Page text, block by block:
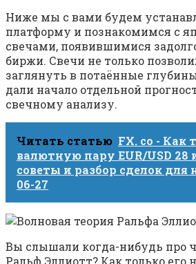
Ниже мы с вами будем
платформу и познакомимся с
свечами, появившимися
биржи. Свечи не только
заглянуть в потаённые
дали начало отдельной
свечному анализу.
Читать статью FX. co - Как
валютную пару EUR/USD
советы и разбор сделок для
06-27
Вы слышали когда-нибудь про